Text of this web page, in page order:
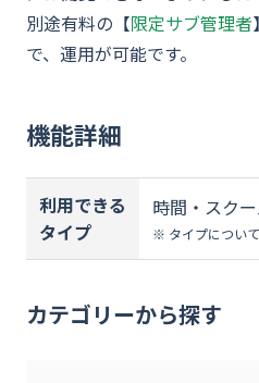
別途有料の【限定サブ管理者
で、運用が可能です。
機能詳細
利用できる
タイプ
時間・スク
※ タイプについ
カテゴリーから探す